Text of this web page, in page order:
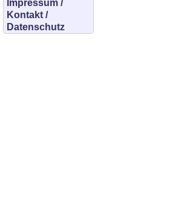
Impressum /
Kontakt /
Datenschutz